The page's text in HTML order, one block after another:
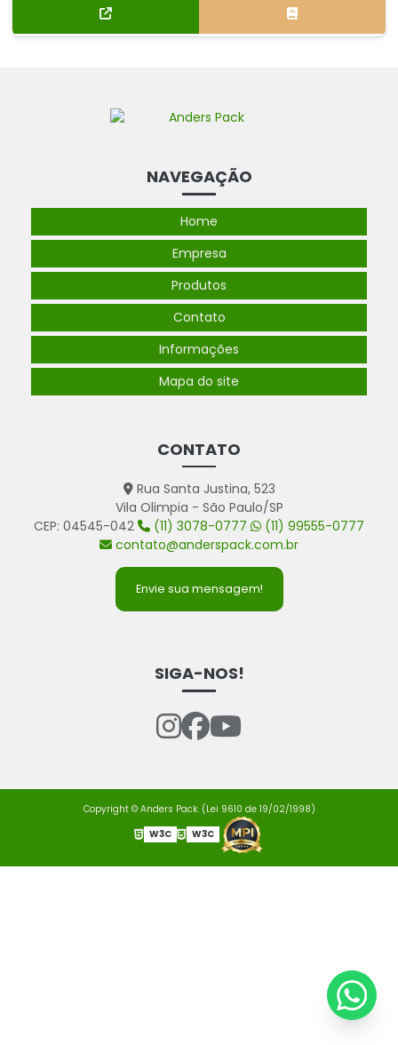
NAVEGAÇÃO
Home
Empresa
Produtos
Contato
Informações
Mapa do site
CONTATO
Rua Santa Justina, 523
Vila Olimpia - São Paulo/SP
CEP: 04545-042
(11) 3078-0777
(11) 99555-0777
contato@anderspack.com.br
Envie sua mensagem!
SIGA-NOS!
Copyright © Anders Pack. (Lei 9610 de 19/02/1998)
W3C
W3C